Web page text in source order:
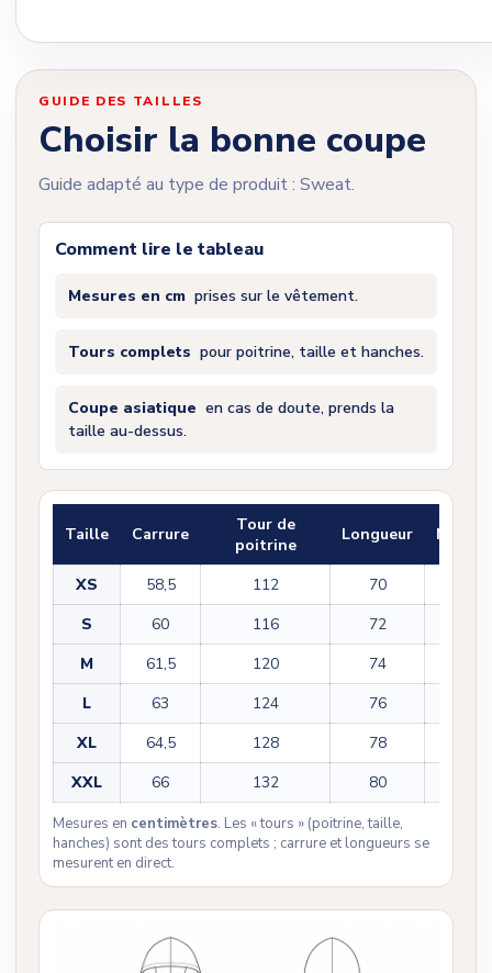
GUIDE DES TAILLES
Choisir la bonne coupe
Guide adapté au type de produit : Sweat.
Comment lire le tableau
Mesures en cm prises sur le vêtement.
Tours complets pour poitrine, taille et hanches.
Coupe asiatique en cas de doute, prends la
taille au-dessus.
Taille Carrure
Tour de
poitrine
Longueur
XS 58,5 112 70
S
60 116 72
M
61,5 120 74
L
63 124 76
XL
64,5 128 78
XXL
66 132 80
Mesures en centimètres. Les « tours » (poitrine, taille,
hanches) sont des tours complets ; carrure et longueurs se
mesurent en direct.